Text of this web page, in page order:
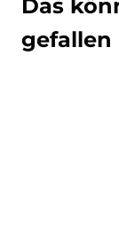
Das
gefallen